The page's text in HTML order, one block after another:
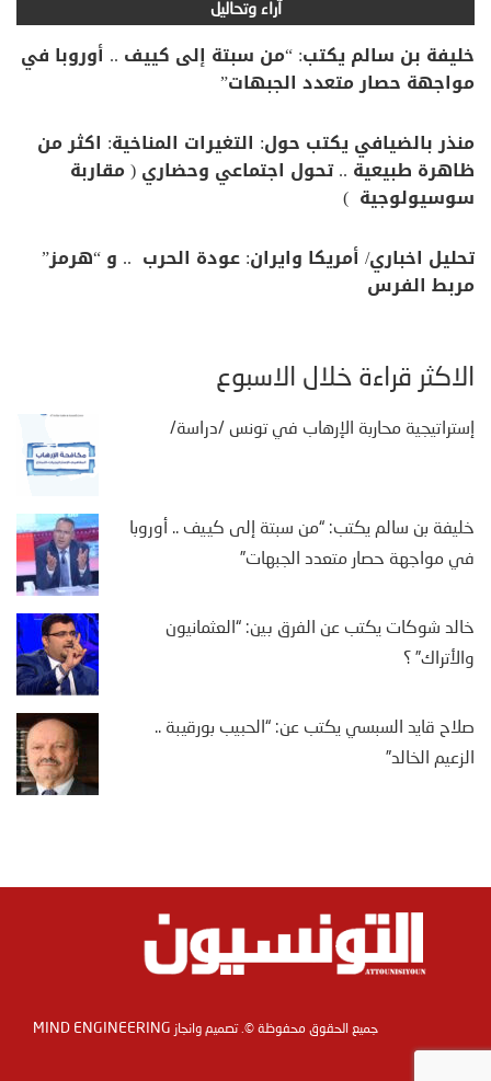
آراء وتحاليل
خليفة بن سالم يكتب: “من سبتة إلى كييف .. أوروبا في
مواجهة حصار متعدد الجبهات”
منذر بالضيافي يكتب حول: التغيرات المناخية: اكثر من
ظاهرة طبيعية .. تحول اجتماعي وحضاري ( مقاربة
سوسيولوجية )
تحليل اخباري/ أمريكا وايران: عودة الحرب .. و “هرمز”
مربط الفرس
الأكثر قراءة خلال الأسبوع
إستراتيجية محاربة الإرهاب في تونس /دراسة/
خليفة بن سالم يكتب: “من سبتة إلى كييف .. أوروبا
في مواجهة حصار متعدد الجبهات”
خالد شوكات يكتب عن الفرق بين: “العثمانيون
والأتراك” ؟
صلاح قايد السبسي يكتب عن: “الحبيب بورقيبة ..
الزعيم الخالد”
جميع الحقوق محفوظة ©. تصميم وانجاز MIND ENGINEERING